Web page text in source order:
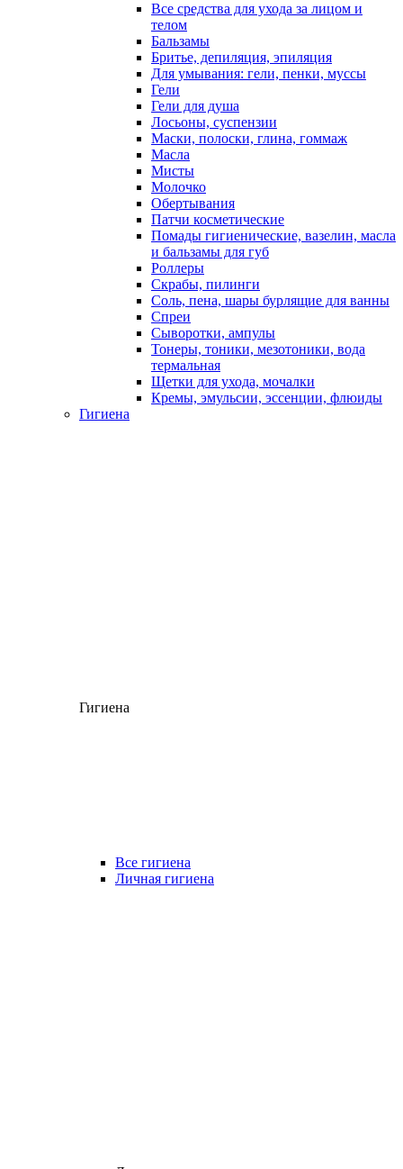
Все средства для ухода за лицом и
телом
Бальзамы
Бритье, депиляция, эпиляция
Для умывания: гели, пенки, муссы
Гели
Гели для душа
Лосьоны, суспензии
Маски, полоски, глина, гоммаж
Масла
Мисты
Молочко
Обертывания
Патчи косметические
Помады гигиенические, вазелин, масла
и бальзамы для губ
Роллеры
Скрабы, пилинги
Соль, пена, шары бурлящие для ванны
Спреи
Сыворотки, ампулы
Тонеры, тоники, мезотоники, вода
термальная
Щетки для ухода, мочалки
Кремы, эмульсии, эссенции, флюиды
Гигиена
Гигиена
Все гигиена
Личная гигиена